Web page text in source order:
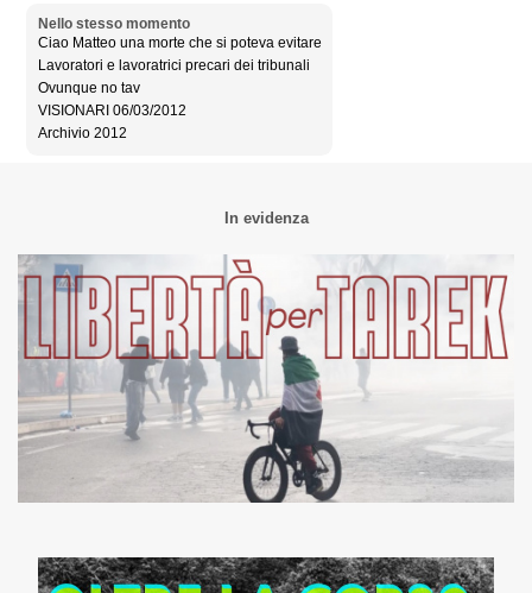
Nello stesso momento
Ciao Matteo una morte che si poteva evitare
Lavoratori e lavoratrici precari dei tribunali
Ovunque no tav
VISIONARI 06/03/2012
Archivio 2012
In evidenza